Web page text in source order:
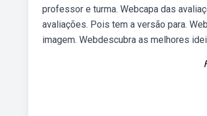
professor e turma. Webcapa das
avaliações. Pois tem a versão para.
imagem. Webdescubra as melhores